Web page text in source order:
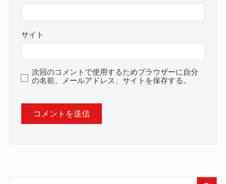
サイト
次回のコメントで使用するためブラウザーに自分
の名前、メールアドレス、サイトを保存する。